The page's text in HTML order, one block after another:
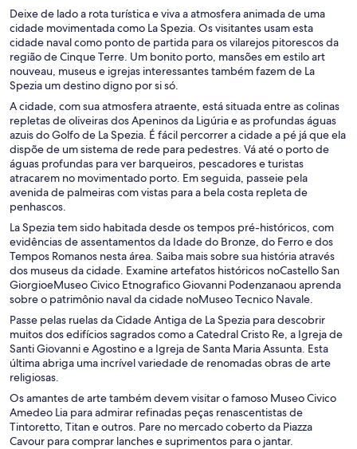
Deixe de lado a rota turística e viva a atmosfera animada de uma
cidade movimentada como La Spezia. Os visitantes usam esta
cidade naval como ponto de partida para os vilarejos pitorescos da
região de Cinque Terre. Um bonito porto, mansões em estilo art
nouveau, museus e igrejas interessantes também fazem de La
Spezia um destino digno por si só.
A cidade, com sua atmosfera atraente, está situada entre as colinas
repletas de oliveiras dos Apeninos da Ligúria e as profundas águas
azuis do Golfo de La Spezia. É fácil percorrer a cidade a pé já que ela
dispõe de um sistema de rede para pedestres. Vá até o porto de
águas profundas para ver barqueiros, pescadores e turistas
atracarem no movimentado porto. Em seguida, passeie pela
avenida de palmeiras com vistas para a bela costa repleta de
penhascos.
La Spezia tem sido habitada desde os tempos pré-históricos, com
evidências de assentamentos da Idade do Bronze, do Ferro e dos
Tempos Romanos nesta área. Saiba mais sobre sua história através
dos museus da cidade. Examine artefatos históricos noCastello San
GiorgioeMuseo Civico Etnografico Giovanni Podenzanaou aprenda
sobre o patrimônio naval da cidade noMuseo Tecnico Navale.
Passe pelas ruelas da Cidade Antiga de La Spezia para descobrir
muitos dos edifícios sagrados como a Catedral Cristo Re, a Igreja de
Santi Giovanni e Agostino e a Igreja de Santa Maria Assunta. Esta
última abriga uma incrível variedade de renomadas obras de arte
religiosas.
Os amantes de arte também devem visitar o famoso Museo Civico
Amedeo Lia para admirar refinadas peças renascentistas de
Tintoretto, Titan e outros. Pare no mercado coberto da Piazza
Cavour para comprar lanches e suprimentos para o jantar.